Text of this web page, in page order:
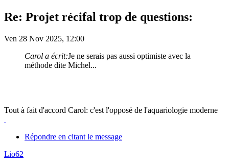
Re: Projet récifal trop de questions:
Ven 28 Nov 2025, 12:00
Carol a écrit:Je ne serais pas aussi optimiste avec la
méthode dite Michel...
Tout à fait d'accord Carol: c'est l'opposé de l'aquariologie moderne
Répondre en citant le message
Lio62